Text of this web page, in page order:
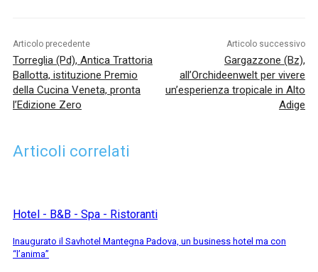
Articolo precedente
Torreglia (Pd), Antica Trattoria
Ballotta, istituzione Premio
della Cucina Veneta, pronta
l’Edizione Zero
Articolo successivo
Gargazzone (Bz),
all’Orchideenwelt per vivere
un’esperienza tropicale in Alto
Adige
Articoli correlati
Hotel - B&B - Spa - Ristoranti
Inaugurato il Savhotel Mantegna Padova, un business hotel ma con
“l’anima”